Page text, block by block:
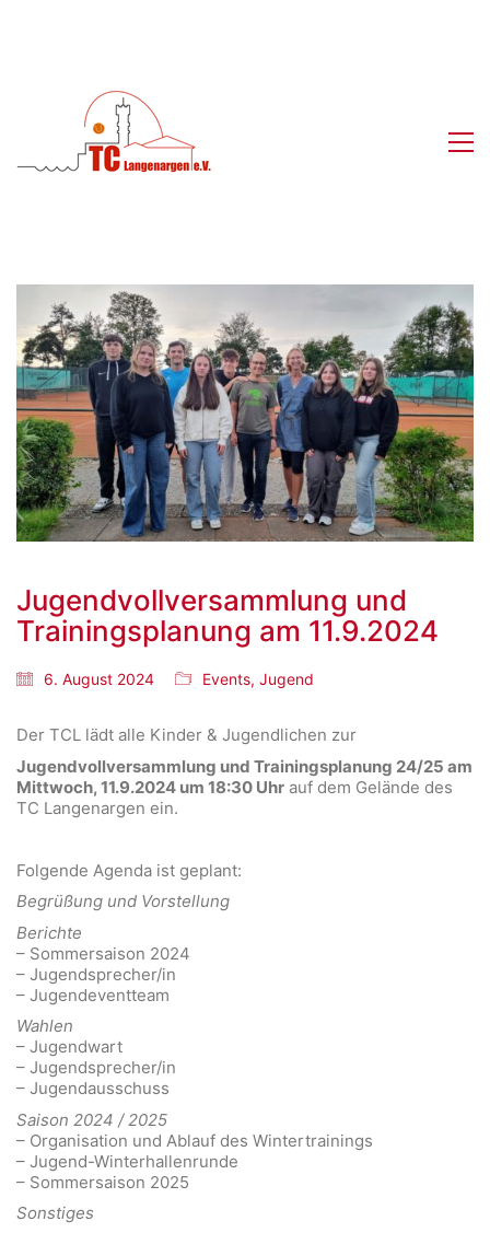
Jugendvollversammlung und
Trainingsplanung am 11.9.2024
6. August 2024 Events, Jugend
Der TCL lädt alle Kinder & Jugendlichen zur
Jugendvollversammlung und Trainingsplanung 24/25 am
Mittwoch, 11.9.2024 um 18:30 Uhr auf dem Gelände des
TC Langenargen ein.
Folgende Agenda ist geplant:
Begrüßung und Vorstellung
Berichte
– Sommersaison 2024
– Jugendsprecher/in
– Jugendeventteam
Wahlen
– Jugendwart
– Jugendsprecher/in
– Jugendausschuss
Saison 2024 / 2025
– Organisation und Ablauf des Wintertrainings
– Jugend-Winterhallenrunde
– Sommersaison 2025
Sonstiges